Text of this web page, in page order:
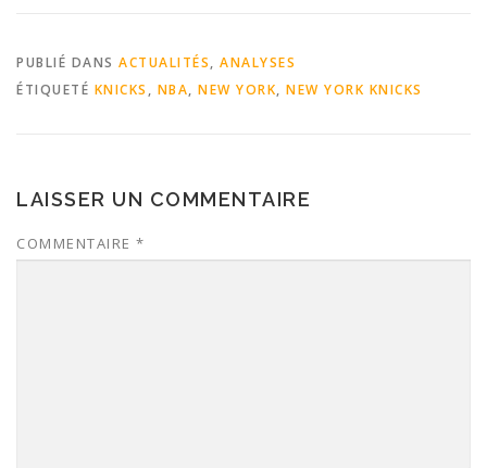
PUBLIÉ DANS ACTUALITÉS, ANALYSES
ÉTIQUETÉ KNICKS, NBA, NEW YORK, NEW YORK KNICKS
LAISSER UN COMMENTAIRE
COMMENTAIRE *